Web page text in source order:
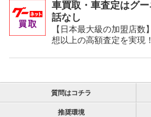
車買取・車査定はグ
話なし
【日本最大級の加盟店
想以上の高額査定を実現！
質問はコチラ
推奨環境